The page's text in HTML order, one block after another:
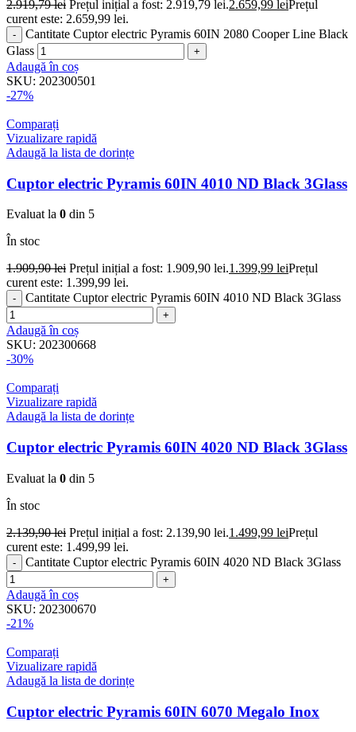
2.919,79lei Prețul inițial a fost: 2.919,79 lei.2.659,99 leiPrețul
curent este: 2.659,99 lei.
Cantitate Cuptor electric Pyramis 60IN 2080 Cooper Line Black
Glass
Adaugă în coș
SKU: 202300501
-27%
Comparați
Vizualizare rapidă
Adaugă la lista de dorințe
Cuptor electric Pyramis 60IN 4010 ND Black 3Glass
Evaluat la 0 din 5
În stoc
1.909,90lei Prețul inițial a fost: 1.909,90 lei.1.399,99 leiPrețul
curent este: 1.399,99 lei.
Cantitate Cuptor electric Pyramis 60IN 4010 ND Black 3Glass
Adaugă în coș
SKU: 202300668
-30%
Comparați
Vizualizare rapidă
Adaugă la lista de dorințe
Cuptor electric Pyramis 60IN 4020 ND Black 3Glass
Evaluat la 0 din 5
În stoc
2.139,90lei Prețul inițial a fost: 2.139,90 lei.1.499,99 leiPrețul
curent este: 1.499,99 lei.
Cantitate Cuptor electric Pyramis 60IN 4020 ND Black 3Glass
Adaugă în coș
SKU: 202300670
-21%
Comparați
Vizualizare rapidă
Adaugă la lista de dorințe
Cuptor electric Pyramis 60IN 6070 Megalo Inox